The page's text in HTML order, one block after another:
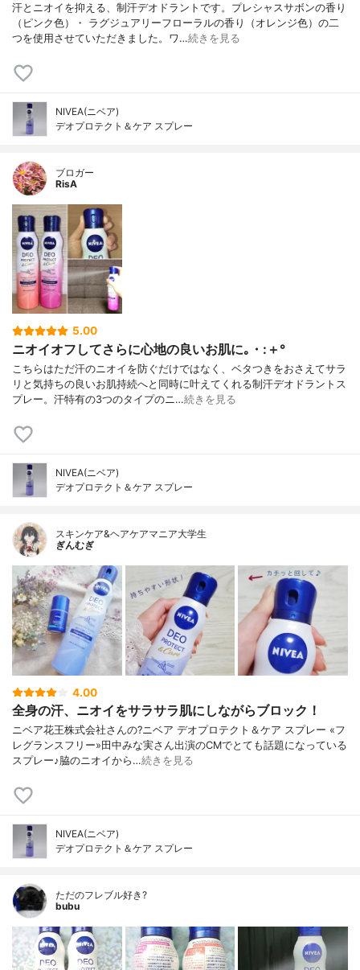
汗とニオイを抑える、制汗デオドラントです。プレシャスサボンの香り
（ピンク色）・ ラグジュアリーフローラルの香り（オレンジ色）の二
つを使用させていただきました。ワ…続きを見る
NIVEA(ニベア)
デオプロテクト＆ケア スプレー
ブロガー
RisA
5.00
ニオイオフしてさらに心地の良いお肌に｡・:＋°
こちらはただ汗のニオイを防ぐだけではなく、ベタつきをおさえてサラ
リと気持ちの良いお肌持続へと同時に叶えてくれる制汗デオドラントス
プレー。汗特有の3つのタイプのニ…続きを見る
NIVEA(ニベア)
デオプロテクト＆ケア スプレー
スキンケア&ヘアケアマニア大学生
ぎんむぎ
4.00
全身の汗、ニオイをサラサラ肌にしながらブロック！
ニベア花王株式会社さんの?ニベア デオプロテクト＆ケア スプレー «フ
レグランスフリー»田中みな実さん出演のCMでとても話題になっている
スプレー♪脇のニオイから…続きを見る
NIVEA(ニベア)
デオプロテクト＆ケア スプレー
ただのフレブル好き?
bubu